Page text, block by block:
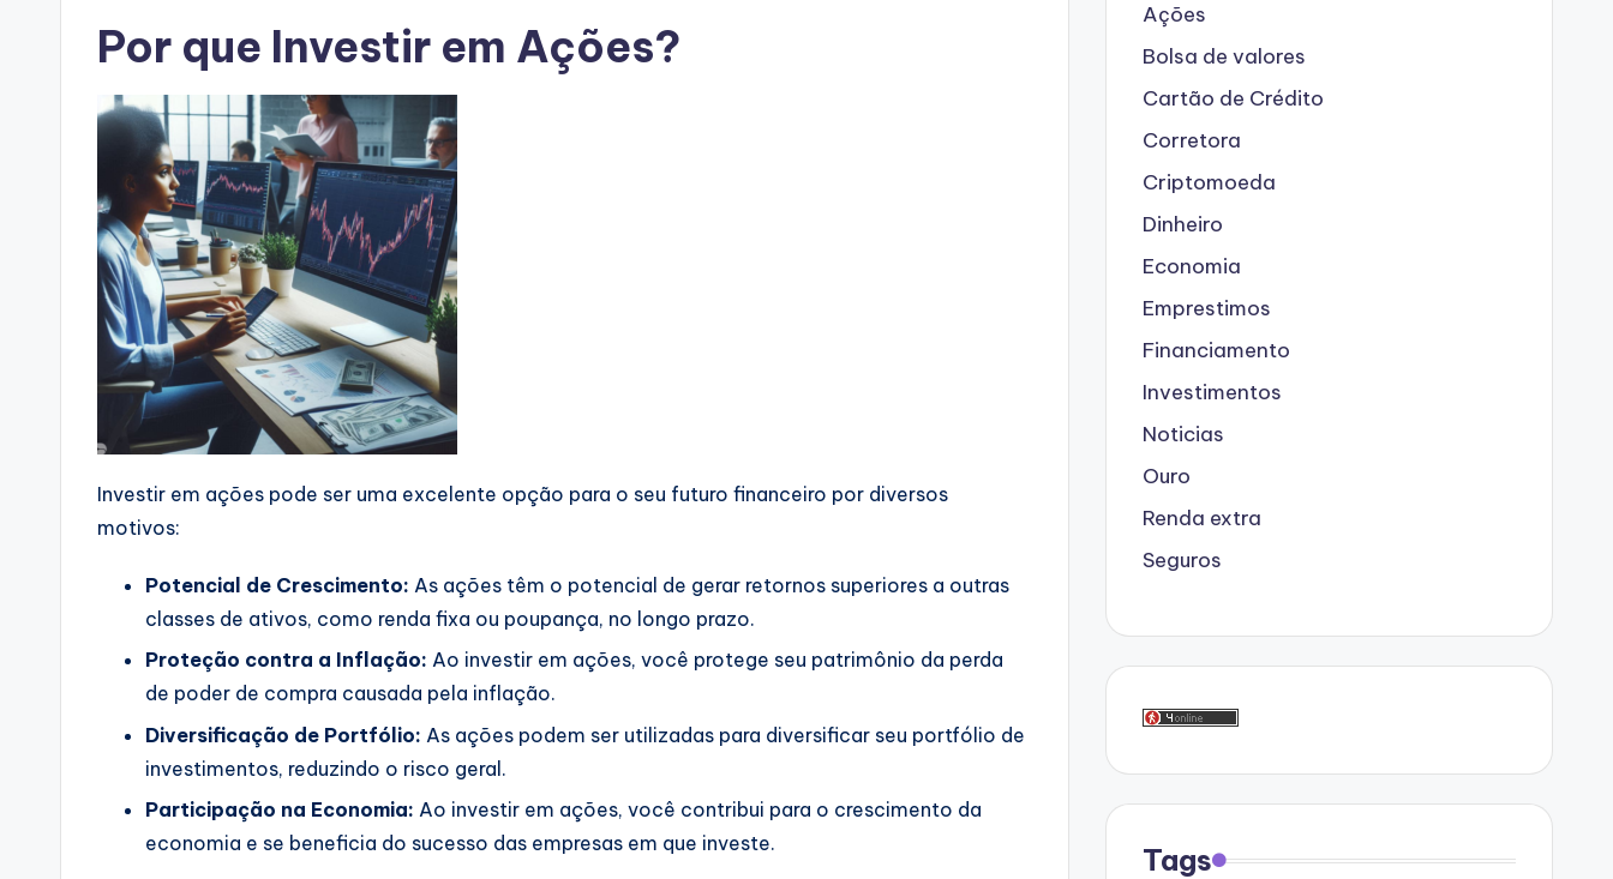
Por que Investir em Ações?
Investir em ações pode ser uma excelente opção para o seu futuro financeiro por diversos
motivos:
Potencial de Crescimento: As ações têm o potencial de gerar retornos superiores a outras
classes de ativos, como renda fixa ou poupança, no longo prazo.
Proteção contra a Inflação: Ao investir em ações, você protege seu patrimônio da perda
de poder de compra causada pela inflação.
Diversificação de Portfólio: As ações podem ser utilizadas para diversificar seu portfólio de
investimentos, reduzindo o risco geral.
Participação na Economia: Ao investir em ações, você contribui para o crescimento da
economia e se beneficia do sucesso das empresas em que investe.
Ações
Bolsa de valores
Cartão de Crédito
Corretora
Criptomoeda
Dinheiro
Economia
Emprestimos
Financiamento
Investimentos
Noticias
Ouro
Renda extra
Seguros
Tags